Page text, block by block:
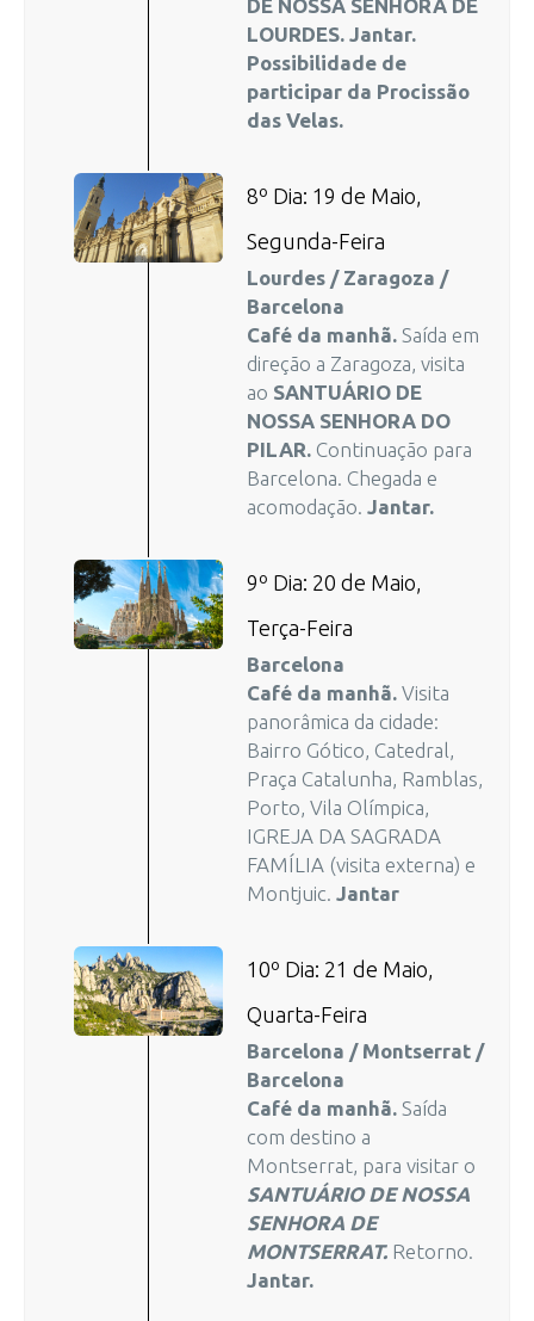
DE NOSSA SENHORA DE
LOURDES. Jantar.
Possibilidade de
participar da Procissão
das Velas.
8º Dia: 19 de Maio,
Segunda-Feira
Lourdes / Zaragoza /
Barcelona
Café da manhã. Saída em
direção a Zaragoza, visita
ao SANTUÁRIO DE
NOSSA SENHORA DO
PILAR. Continuação para
Barcelona. Chegada e
acomodação. Jantar.
9º Dia: 20 de Maio,
Terça-Feira
Barcelona
Café da manhã. Visita
panorâmica da cidade:
Bairro Gótico, Catedral,
Praça Catalunha, Ramblas,
Porto, Vila Olímpica,
IGREJA DA SAGRADA
FAMÍLIA (visita externa) e
Montjuic. Jantar
10º Dia: 21 de Maio,
Quarta-Feira
Barcelona / Montserrat /
Barcelona
Café da manhã. Saída
com destino a
Montserrat, para visitar o
SANTUÁRIO DE NOSSA
SENHORA DE
MONTSERRAT. Retorno.
Jantar.